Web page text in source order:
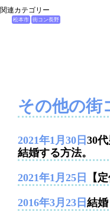
関連カテゴリー
松本市 街コン長野
その他の街
2021年1月30日 30
結婚する方法。
2021年1月25日 【
2016年3月23日 結